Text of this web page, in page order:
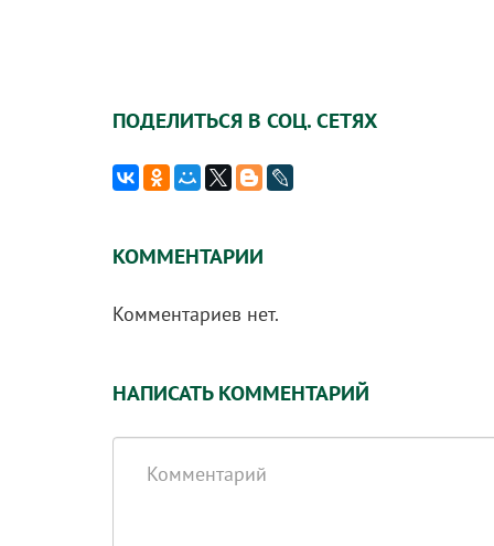
ПОДЕЛИТЬСЯ В СОЦ. СЕТЯХ
КОММЕНТАРИИ
Комментариев нет.
НАПИСАТЬ КОММЕНТАРИЙ